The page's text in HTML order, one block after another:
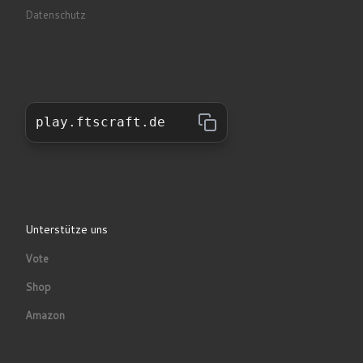
Datenschutz
play.ftscraft.de
Unterstütze uns
Vote
Shop
Amazon